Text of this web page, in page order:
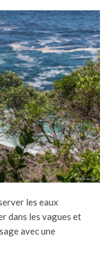
les eaux
dans les vagues et
avec une